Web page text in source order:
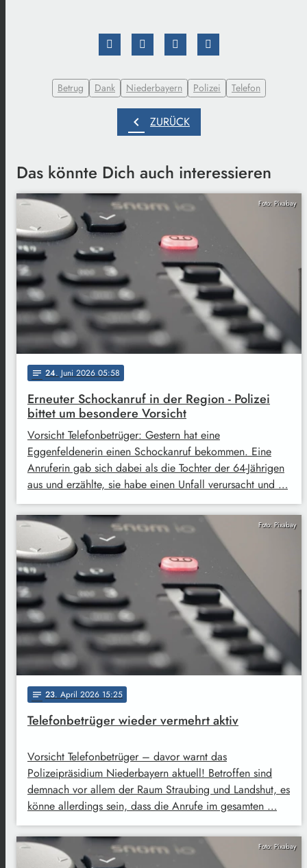
Betrug Dank Niederbayern Polizei Telefon
chevron_left ZURÜCK
Das könnte Dich auch interessieren
Foto: Pixabay
notes 24. Juni 2026 05:58
Erneuter Schockanruf in der Region - Polizei
bittet um besondere Vorsicht
Vorsicht Telefonbetrüger: Gestern hat eine
Eggenfeldenerin einen Schockanruf bekommen. Eine
Anruferin gab sich dabei als die Tochter der 64-Jährigen
aus und erzählte, sie habe einen Unfall verursacht und …
Foto: Pixabay
notes 23. April 2026 15:25
Telefonbetrüger wieder vermehrt aktiv
Vorsicht Telefonbetrüger – davor warnt das
Polizeipräsidium Niederbayern aktuell! Betroffen sind
demnach vor allem der Raum Straubing und Landshut, es
könne allerdings sein, dass die Anrufe im gesamten …
Foto: Pixabay